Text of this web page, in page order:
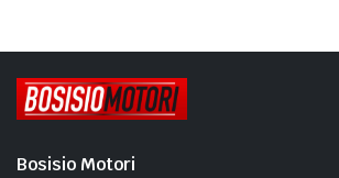
Bosisio Motori